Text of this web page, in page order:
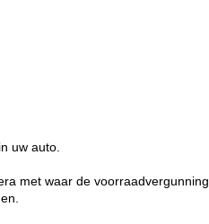
uw auto.
met waar de voorraadvergunning